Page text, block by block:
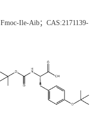
Fmoc-Ile-Aib；CAS:2171139-